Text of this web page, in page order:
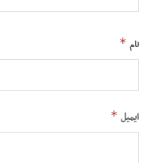
نام *
ایمیل *